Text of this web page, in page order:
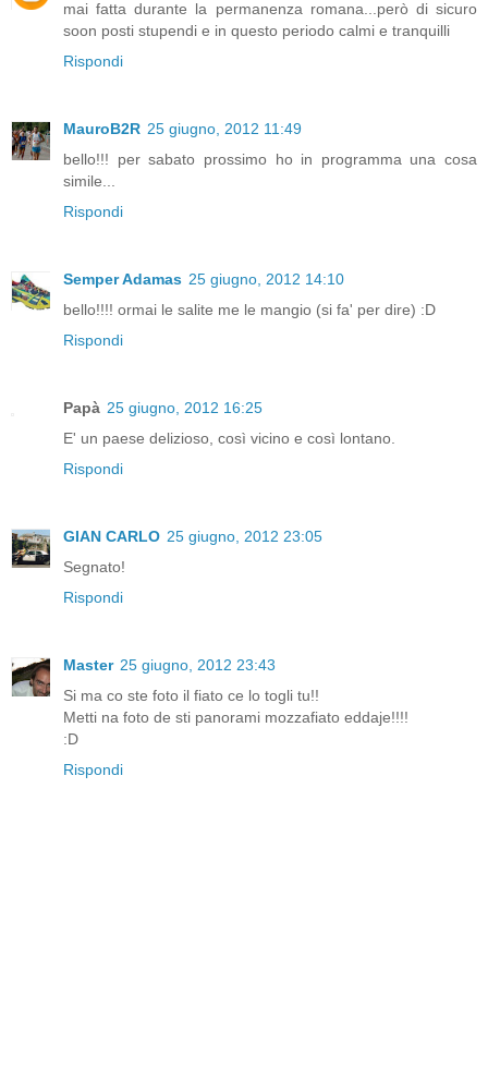
mai fatta durante la permanenza romana...però di sicuro
soon posti stupendi e in questo periodo calmi e tranquilli
Rispondi
MauroB2R 25 giugno, 2012 11:49
bello!!! per sabato prossimo ho in programma una cosa
simile...
Rispondi
Semper Adamas 25 giugno, 2012 14:10
bello!!!! ormai le salite me le mangio (si fa' per dire) :D
Rispondi
Papà 25 giugno, 2012 16:25
E' un paese delizioso, così vicino e così lontano.
Rispondi
GIAN CARLO 25 giugno, 2012 23:05
Segnato!
Rispondi
Master 25 giugno, 2012 23:43
Si ma co ste foto il fiato ce lo togli tu!!
Metti na foto de sti panorami mozzafiato eddaje!!!!
:D
Rispondi